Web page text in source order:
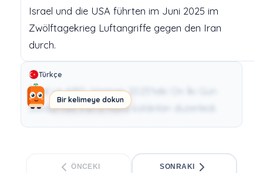
Bir kelimeye dokun
Israel und die USA führten im Juni 2025 im
Zwölftagekrieg Luftangriffe gegen den Iran
durch.
Türkçe
İsrail ve ABD, Haziran 2025'teki On İki Gün
Savaşı'nda İran'a hava saldırıları düzenledi.
ÖNCEKI SONRAKI